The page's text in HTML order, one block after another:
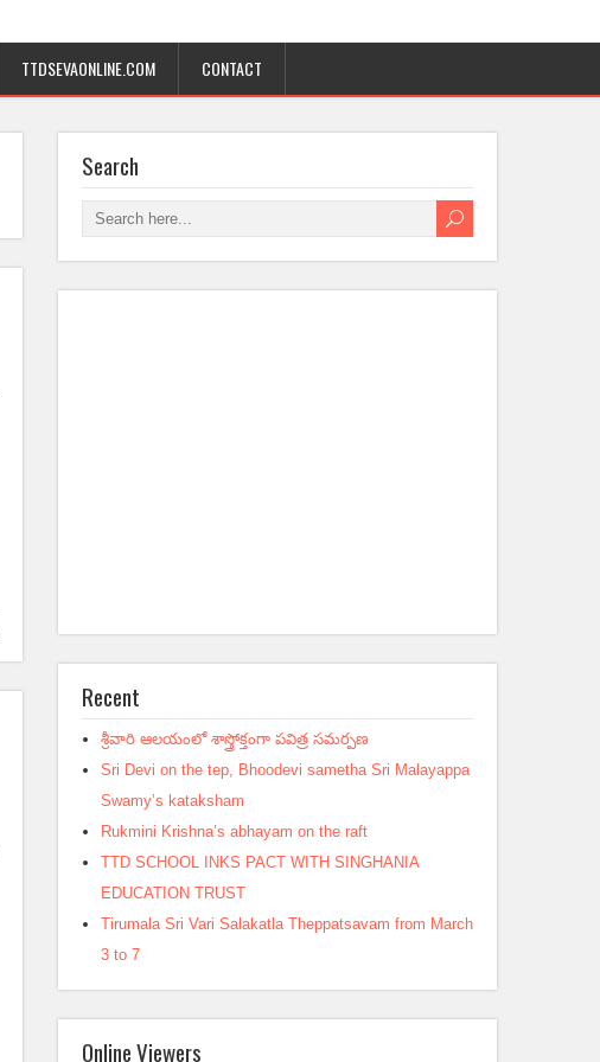
TTDSEVAONLINE.COM CONTACT
Search
Recent
శ్రీవారి ఆలయంలో శాస్త్రోక్తంగా పవిత్ర సమర్పణ
Sri Devi on the tep, Bhoodevi sametha Sri Malayappa
Swamy’s kataksham
Rukmini Krishna’s abhayam on the raft
TTD SCHOOL INKS PACT WITH SINGHANIA
EDUCATION TRUST
Tirumala Sri Vari Salakatla Theppatsavam from March
3 to 7
Online Viewers